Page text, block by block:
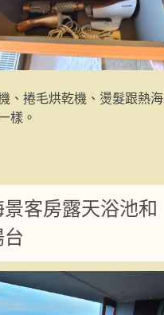
、捲毛烘乾機、燙髮跟熱海
樣。
景客房露天浴池和
台